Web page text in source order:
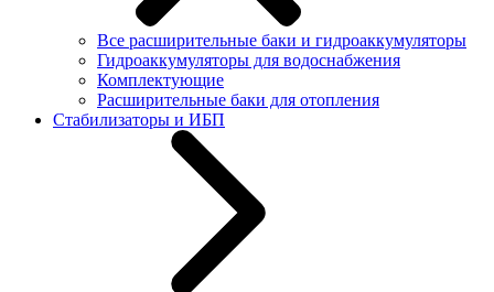
Все расширительные баки и гидроаккумуляторы
Гидроаккумуляторы для водоснабжения
Комплектующие
Расширительные баки для отопления
Стабилизаторы и ИБП